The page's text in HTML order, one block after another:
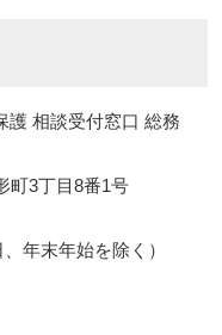
護 相談受付窓口 総務
町3丁目8番1号
年末年始を除く）